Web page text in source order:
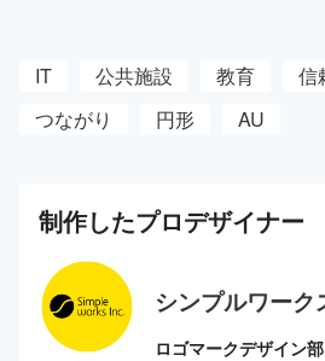
IT 公共施設 教育 信
つながり
円形 AU
制作したプロデザイナー
シンプルワーク
ロゴマークデザイン